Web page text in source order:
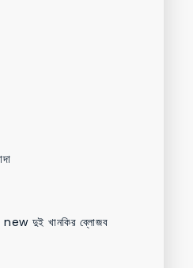
দুই খানকির ব্লোজব